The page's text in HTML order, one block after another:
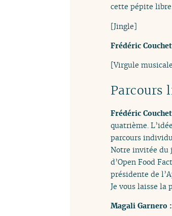
cette pépite
[Jingle]
Frédéric
[Virgule
Parcours
Frédéric
quatrième.
parcours
Notre invitée du
d’Open Food
présidente de
Je vous laisse la
Magali Garnero :